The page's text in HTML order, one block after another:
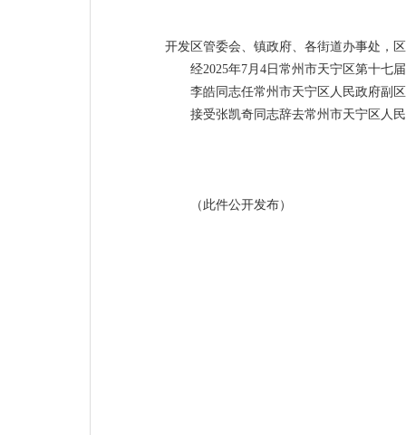
开发区管委会、镇政府、各街道办事处，
经2025年7月4日常州市天宁区第十七
李皓同志任常州市天宁区人民政府副
接受张凯奇同志辞去常州市天宁区人
（此件公开发布）